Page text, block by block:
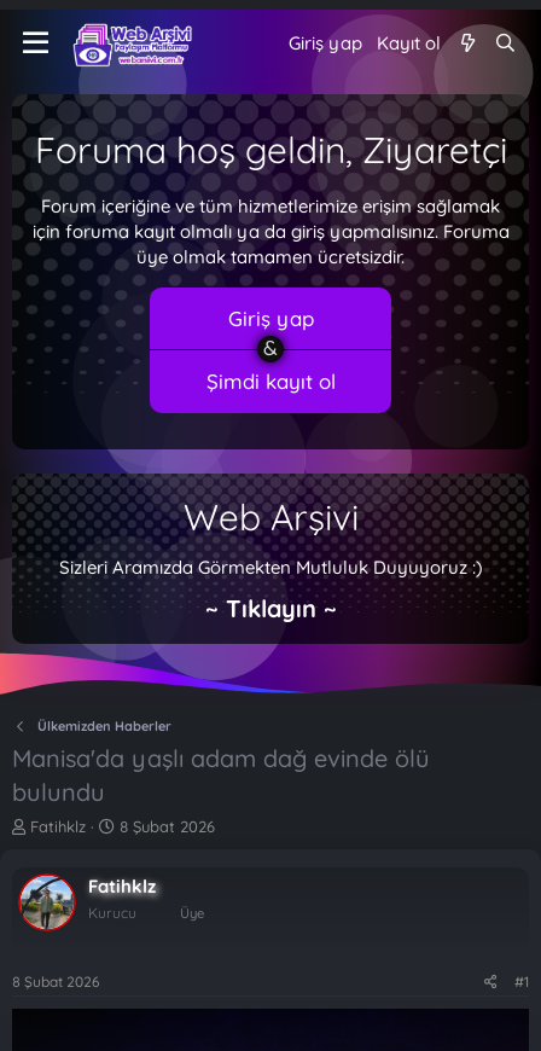
Giriş yap Kayıt ol
Foruma hoş geldin, Ziyaretçi
Forum içeriğine ve tüm hizmetlerimize erişim sağlamak
için foruma kayıt olmalı ya da giriş yapmalısınız. Foruma
üye olmak tamamen ücretsizdir.
Giriş yap
Şimdi kayıt ol
Web Arşivi
Sizleri Aramızda Görmekten Mutluluk Duyuyoruz :)
~ Tıklayın ~
Ülkemizden Haberler
Manisa'da yaşlı adam dağ evinde ölü
bulundu
K
b
u
y
b
Fatihklz
B
l
a
8 Şubat 2026
Fatihklz
Kurucu Üye
8 Şubat 2026 #1